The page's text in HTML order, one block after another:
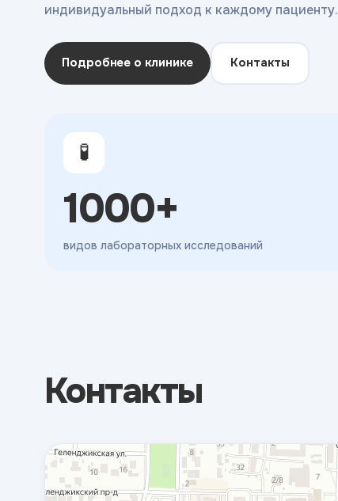
индивидуальный подход к каждому пациенту.
Подробнее о клинике Контакты
🧪
1000+
видов лабораторных исследований
Контакты